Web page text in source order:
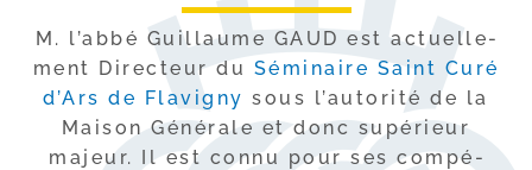
M. l’ab­bé Guillaume GAUD est actuel­le­
ment Directeur du Séminaire Saint Curé
d’Ars de Flavigny sous l’au­to­ri­té de la
Maison Générale et donc supé­rieur
majeur. Il est connu pour ses com­pé­